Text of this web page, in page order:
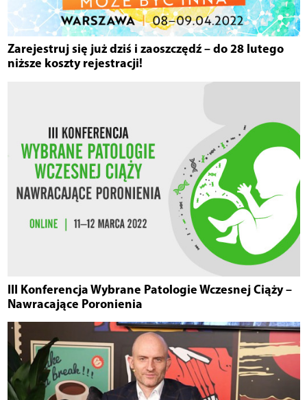
Zarejestruj się już dziś i zaoszczędź – do 28 lutego
niższe koszty rejestracji!
III Konferencja Wybrane Patologie Wczesnej Ciąży –
Nawracające Poronienia